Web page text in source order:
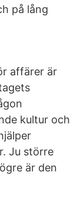
på lång
affärer är
kultur och
Ju större
är den